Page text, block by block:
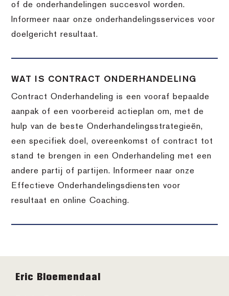
of de onderhandelingen succesvol worden.
Informeer naar onze onderhandelingsservices voor
doelgericht resultaat.
WAT IS CONTRACT ONDERHANDELING
Contract Onderhandeling is een vooraf bepaalde
aanpak of een voorbereid actieplan om, met de
hulp van de beste Onderhandelingsstrategieën,
een specifiek doel, overeenkomst of contract tot
stand te brengen in een Onderhandeling met een
andere partij of partijen. Informeer naar onze
Effectieve Onderhandelingsdiensten voor
resultaat en online Coaching.
Footer
Eric Bloemendaal